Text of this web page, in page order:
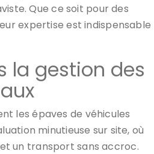
Que ce soit pour des
expertise est indispensable
la gestion des
les épaves de véhicules
minutieuse sur site, où
un transport sans accroc.